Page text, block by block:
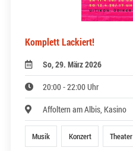
Komplett Lackiert!
So, 29. März 2026
20:00 - 22:00 Uhr
Affoltern am Albis, Kasino
Musik Konzert Theater